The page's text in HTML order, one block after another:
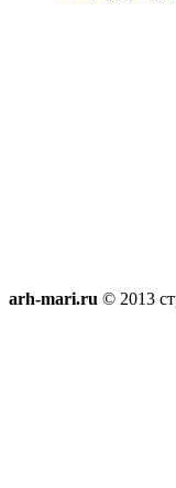
arh-mari.ru © 2013